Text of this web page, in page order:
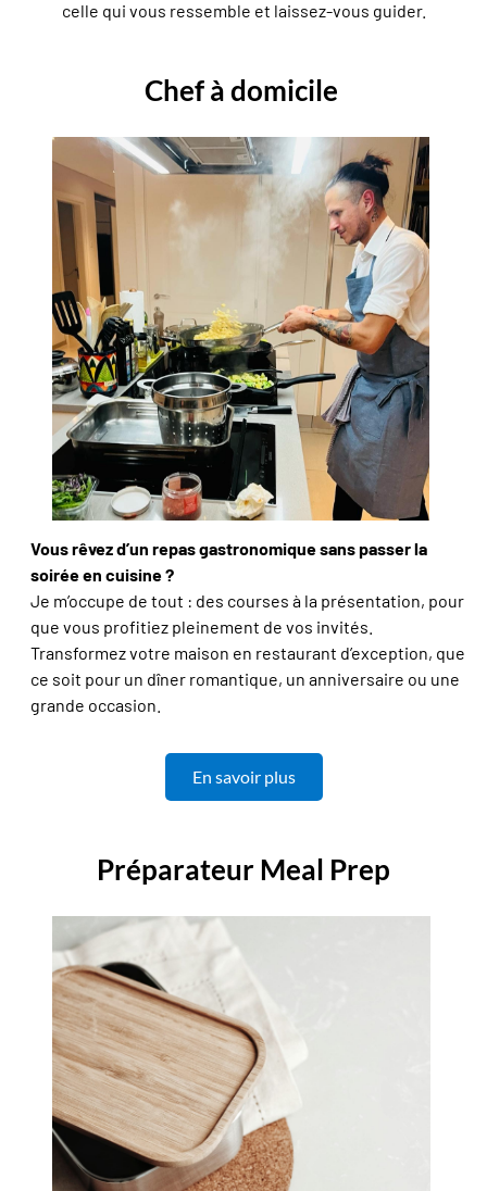
celle qui vous ressemble et laissez-vous guider.
Chef à domicile
Vous rêvez d’un repas gastronomique sans passer la
soirée en cuisine ?
Je m’occupe de tout : des courses à la présentation, pour
que vous profitiez pleinement de vos invités.
Transformez votre maison en restaurant d’exception, que
ce soit pour un dîner romantique, un anniversaire ou une
grande occasion.
En savoir plus
Préparateur Meal Prep